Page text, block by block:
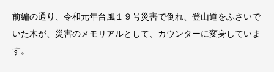
前編の通り、令和元年台風１９号災害で倒れ、登山道をふさいで
いた木が、災害のメモリアルとして、カウンターに変身していま
す。